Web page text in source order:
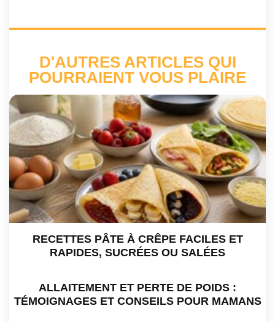
D'AUTRES ARTICLES QUI
POURRAIENT VOUS PLAIRE
RECETTES PÂTE À CRÊPE FACILES ET
RAPIDES, SUCRÉES OU SALÉES
ALLAITEMENT ET PERTE DE POIDS :
TÉMOIGNAGES ET CONSEILS POUR MAMANS